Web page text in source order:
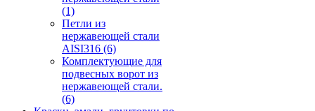
(1)
Петли из
нержавеющей стали
AISI316 (6)
Комплектующие для
подвесных ворот из
нержавеющей стали.
(6)